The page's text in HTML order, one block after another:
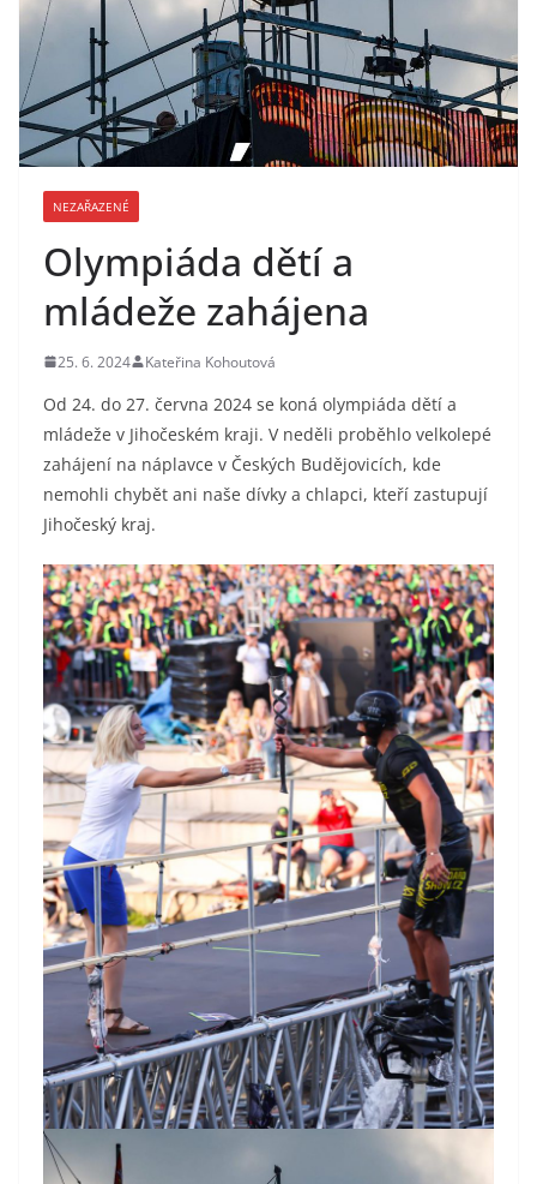
NEZAŘAZENÉ
Olympiáda dětí a
mládeže zahájena
25. 6. 2024 Kateřina Kohoutová
Od 24. do 27. června 2024 se koná olympiáda dětí a
mládeže v Jihočeském kraji. V neděli proběhlo velkolepé
zahájení na náplavce v Českých Budějovicích, kde
nemohli chybět ani naše dívky a chlapci, kteří zastupují
Jihočeský kraj.